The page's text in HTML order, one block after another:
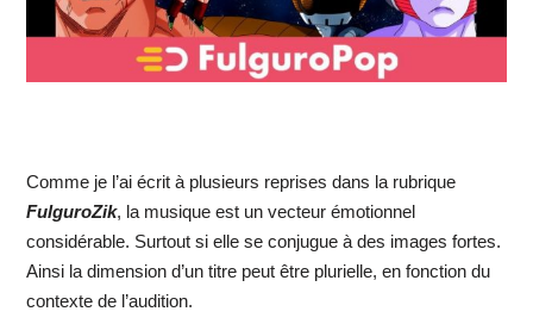
Comme je l’ai écrit à plusieurs reprises dans la rubrique
FulguroZik, la musique est un vecteur émotionnel
considérable. Surtout si elle se conjugue à des images fortes.
Ainsi la dimension d’un titre peut être plurielle, en fonction du
contexte de l’audition.